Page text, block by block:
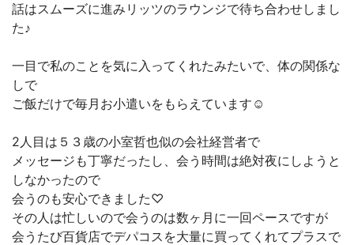
話はスムーズに進みリッツのラウンジで待ち合わせしまし
た♪
一目で私のことを気に入ってくれたみたいで、体の関係な
しで
ご飯だけで毎月お小遣いをもらえています☺️
2人目は５３歳の小室哲也似の会社経営者で
メッセージも丁寧だったし、会う時間は絶対夜にしようと
しなかったので
会うのも安心できました♡
その人は忙しいので会うのは数ヶ月に一回ペースですが
会うたび百貨店でデパコスを大量に買ってくれてプラスで